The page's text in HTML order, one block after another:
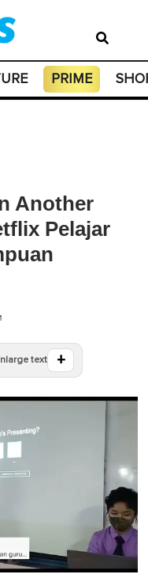
PRIME
Another
Pelajar
text +